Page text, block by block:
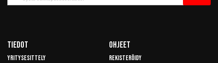
uutiskirje
Tiedot
Yritysesittely
Ohjeet
Rekisteröidy